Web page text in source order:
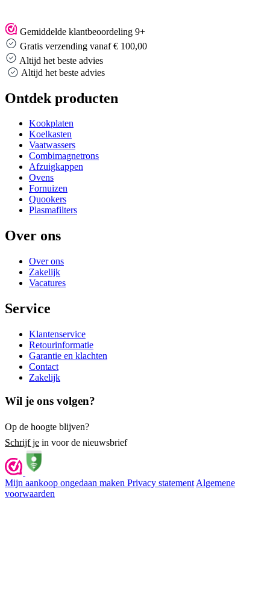
Gemiddelde klantbeoordeling 9+
Gratis verzending vanaf € 100,00
Altijd het beste advies
Altijd het beste advies
Ontdek producten
Kookplaten
Koelkasten
Vaatwassers
Combimagnetrons
Afzuigkappen
Ovens
Fornuizen
Quookers
Plasmafilters
Over ons
Over ons
Zakelijk
Vacatures
Service
Klantenservice
Retourinformatie
Garantie en klachten
Contact
Zakelijk
Wil je ons volgen?
Op de hoogte blijven?
Schrijf je in voor de nieuwsbrief
Mijn aankoop ongedaan maken Privacy statement Algemene
voorwaarden